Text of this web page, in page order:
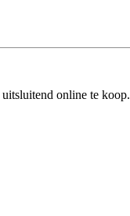
online te koop.